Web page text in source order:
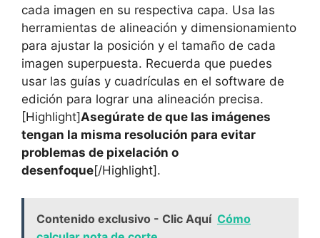
cada imagen en su respectiva capa. Usa las
herramientas de alineación y dimensionamiento
para ajustar la posición y el tamaño de cada
imagen superpuesta. Recuerda que puedes
usar las guías y cuadrículas en el software de
edición para lograr una alineación precisa.
[Highlight]Asegúrate de que las imágenes
tengan la misma resolución para evitar
problemas de pixelación o
desenfoque[/Highlight].
Contenido exclusivo - Clic Aquí Cómo